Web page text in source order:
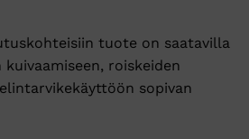
tuote on saatavilla
roiskeiden
sopivan